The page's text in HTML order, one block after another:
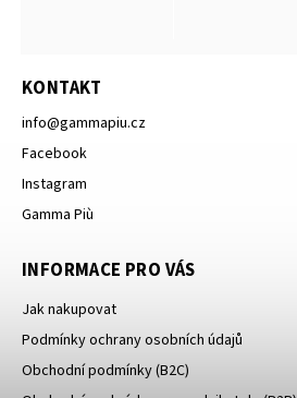
KONTAKT
info@gammapiu.cz
Facebook
Instagram
Gamma Più
INFORMACE PRO VÁS
Jak nakupovat
Podmínky ochrany osobních údajů
Obchodní podmínky (B2C)